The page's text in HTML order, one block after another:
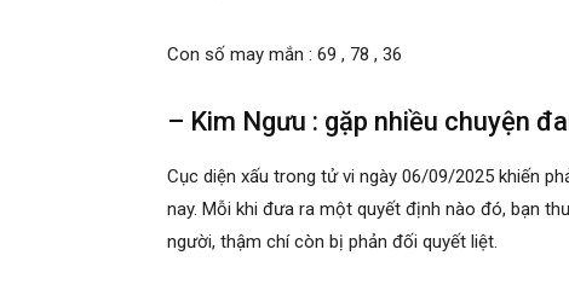
Con số may mắn : 69 , 78 , 36
– Kim Ngưu : gặp nhiều chuyện
Cục diện xấu trong tử vi ngày 06/09/2025 khiến
nay. Mỗi khi đưa ra một quyết định nào đó, bạn
người, thậm chí còn bị phản đối quyết liệt.